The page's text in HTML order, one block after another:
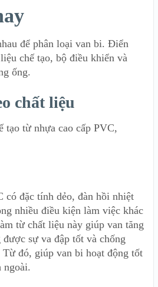
để phân loại van bi. Điển
chế tạo, bộ điều khiển và
ống.
chất liệu
tạo từ nhựa cao cấp PVC,
có đặc tính dẻo, đàn hồi nhiệt
nhiều điều kiện làm việc khác
từ chất liệu này giúp van tăng
sự va đập tốt và chống
đó, giúp van bi hoạt động tốt
ngoài.